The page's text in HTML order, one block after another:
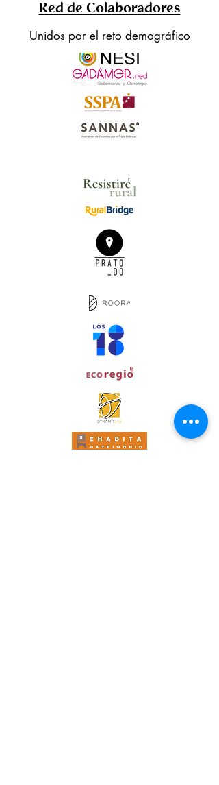
Red de Colaboradores
Unidos por el reto demográfico